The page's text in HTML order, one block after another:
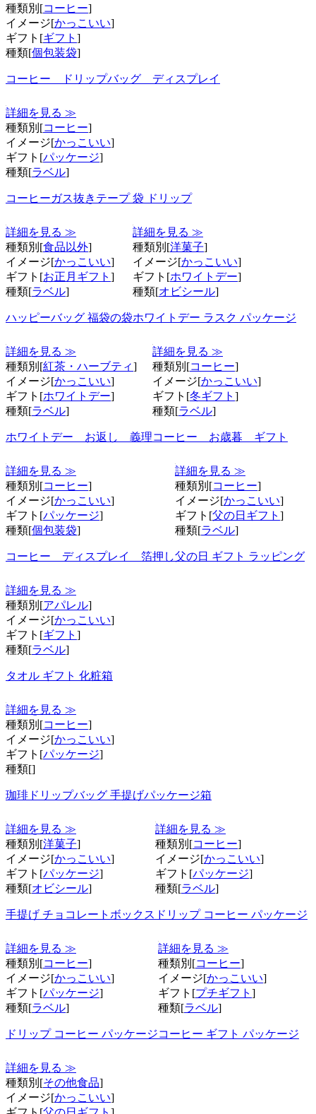
種類別[コーヒー]
イメージ[かっこいい]
ギフト[ギフト ]
種類[個包装袋]
コーヒー ドリップバッグ ディスプレイ
詳細を見る ≫
種類別[コーヒー]
イメージ[かっこいい]
ギフト[パッケージ]
種類[ラベル]
コーヒーガス抜きテープ 袋 ドリップ
詳細を見る ≫
種類別[食品以外]
イメージ[かっこいい]
ギフト[お正月ギフト ]
種類[ラベル]
ハッピーバッグ 福袋の袋
詳細を見る ≫
種類別[洋菓子]
イメージ[かっこいい]
ギフト[ホワイトデー]
種類[オビシール]
ホワイトデー ラスク パッケージ
詳細を見る ≫
種類別[紅茶・ハーブティ]
イメージ[かっこいい]
ギフト[ホワイトデー]
種類[ラベル]
ホワイトデー お返し 義理
詳細を見る ≫
種類別[コーヒー]
イメージ[かっこいい]
ギフト[冬ギフト ]
種類[ラベル]
コーヒー お歳暮 ギフト
詳細を見る ≫
種類別[コーヒー]
イメージ[かっこいい]
ギフト[パッケージ]
種類[個包装袋]
コーヒー ディスプレイ 箔押し
詳細を見る ≫
種類別[コーヒー]
イメージ[かっこいい]
ギフト[父の日ギフト ]
種類[ラベル]
父の日 ギフト ラッピング
詳細を見る ≫
種類別[アパレル]
イメージ[かっこいい]
ギフト[ギフト ]
種類[ラベル]
タオル ギフト 化粧箱
詳細を見る ≫
種類別[コーヒー]
イメージ[かっこいい]
ギフト[パッケージ]
種類[]
珈琲ドリップバッグ 手提げパッケージ箱
詳細を見る ≫
種類別[洋菓子]
イメージ[かっこいい]
ギフト[パッケージ]
種類[オビシール]
手提げ チョコレートボックス
詳細を見る ≫
種類別[コーヒー]
イメージ[かっこいい]
ギフト[パッケージ]
種類[ラベル]
ドリップ コーヒー パッケージ
詳細を見る ≫
種類別[コーヒー]
イメージ[かっこいい]
ギフト[パッケージ]
種類[ラベル]
ドリップ コーヒー パッケージ
詳細を見る ≫
種類別[コーヒー]
イメージ[かっこいい]
ギフト[プチギフト ]
種類[ラベル]
コーヒー ギフト パッケージ
詳細を見る ≫
種類別[その他食品]
イメージ[かっこいい]